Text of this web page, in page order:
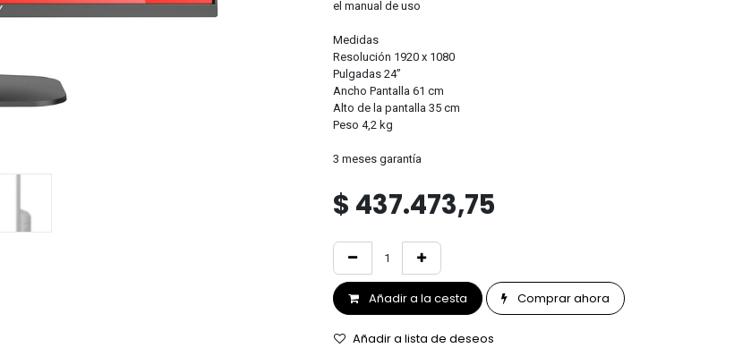
el manual de uso
Medidas
Resolución 1920 x 1080
Pulgadas 24”
Ancho Pantalla 61 cm
Alto de la pantalla 35 cm
Peso 4,2 kg
3 meses garantía
$ 437.473,75
Añadir a la cesta Comprar ahora
Añadir a lista de deseos